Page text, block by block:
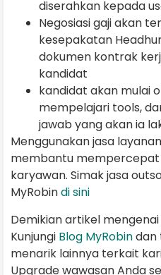
diserahkan kepada
Negosiasi gaji akan
kesepakatan
dokumen kontrak
kandidat
kandidat akan mulai
mempelajari tools,
jawab yang akan ia
Menggunakan jasa
membantu
karyawan. Simak jasa
MyRobindi sini
Demikian artikel mengenai
Kunjungi Blog MyRobindan
menarik lainnya terkait
Upgrade wawasan Anda